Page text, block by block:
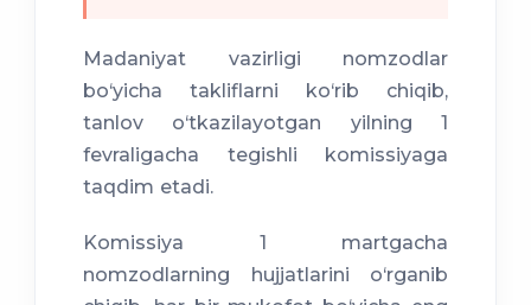
Madaniyat vazirligi nomzodlar
bo‘yicha takliflarni ko‘rib chiqib,
tanlov o‘tkazilayotgan yilning 1
fevraligacha tegishli komissiyaga
taqdim etadi.
Komissiya 1 martgacha
nomzodlarning hujjatlarini o‘rganib